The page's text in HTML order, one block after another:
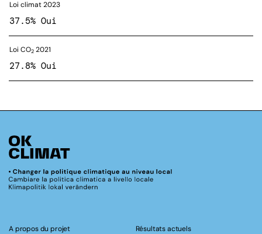
Loi climat 2023
37.5% Oui
Loi CO2 2021
27.8% Oui
A propos du projet
Résultats actuels